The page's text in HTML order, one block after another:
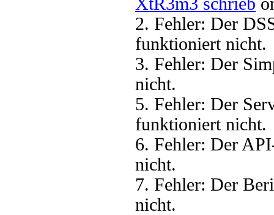
2. Fehler: Der
funktioniert nicht.
3. Fehler: Der
nicht.
5. Fehler: Der
funktioniert nicht.
6. Fehler: Der
nicht.
7. Fehler: Der
nicht.